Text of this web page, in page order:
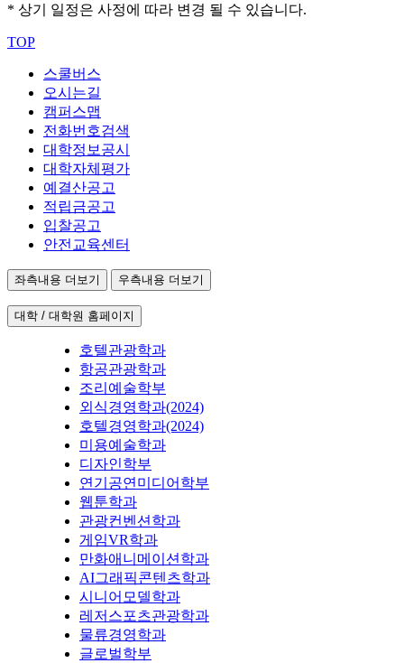
* 상기 일정은 사정에 따라 변경 될 수 있습니다.
TOP
스쿨버스
오시는길
캠퍼스맵
전화번호검색
대학정보공시
대학자체평가
예결산공고
적립금공고
입찰공고
안전교육센터
좌측내용 더보기 우측내용 더보기
대학 / 대학원 홈페이지
호텔관광학과
항공관광학과
조리예술학부
외식경영학과(2024)
호텔경영학과(2024)
미용예술학과
디자인학부
연기공연미디어학부
웹툰학과
관광컨벤션학과
게임VR학과
만화애니메이션학과
AI그래픽콘텐츠학과
시니어모델학과
레저스포츠관광학과
물류경영학과
글로벌학부